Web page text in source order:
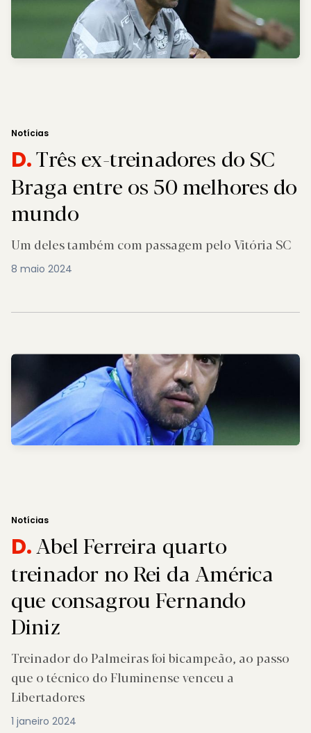
Notícias
D.Três ex-treinadores do SC
Braga entre os 50 melhores do
mundo
Um deles também com passagem pelo Vitória SC
8 maio 2024
Notícias
D.Abel Ferreira quarto
treinador no Rei da América
que consagrou Fernando
Diniz
Treinador do Palmeiras foi bicampeão, ao passo
que o técnico do Fluminense venceu a
Libertadores
1 janeiro 2024